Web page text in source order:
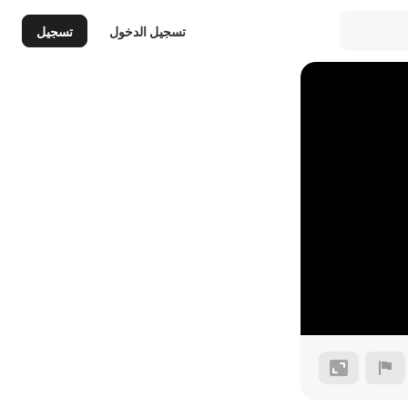
تسجيل الدخول تسجيل